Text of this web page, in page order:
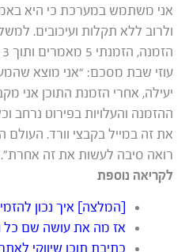
אני משתמש במערכת כי היא
ולרוב ללא תקלות ועיכובים.
הזמנה, הזמנתי 5 מאמרים ותוך 3 ימי עבודה הם היו אצלי”.
עוזי שבת מסכם: “אני מוצא
יעילה, אחרי הזמנת התוכן אני
ההזמנה והעלויות בפירוט נרחב
את זה במייל בקבצי וורד. העולם
רואה סיבה לעשות את זה אחרת”.
לקריאה נוספת
[המלצה] איך נכון
אז מה את עושה שם כל
כתיבת תוכן שיווקי